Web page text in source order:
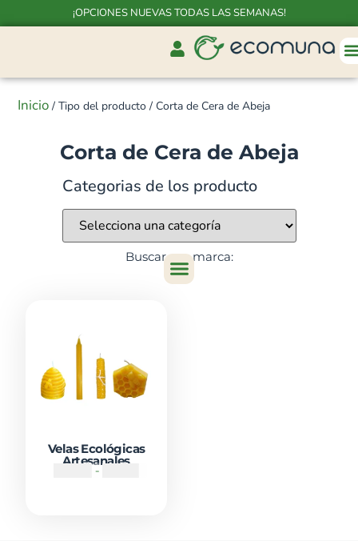
¡OPCIONES NUEVAS TODAS LAS SEMANAS!
Inicio / Tipo del producto / Corta de Cera de Abeja
Corta de Cera de Abeja
Categorias de los producto
Buscar por marca:
Velas Ecológicas
Artesanales
-